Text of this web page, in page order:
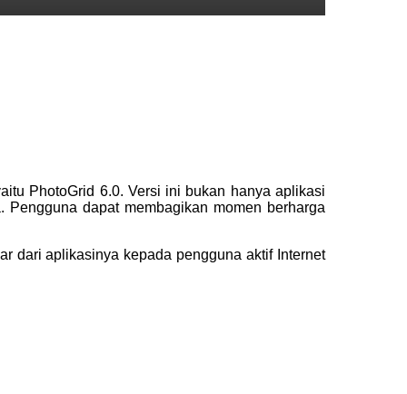
PhotoGrid 6.0. Versi ini bukan hanya aplikasi
dapat membagikan momen berharga
dari aplikasinya kepada pengguna aktif Internet